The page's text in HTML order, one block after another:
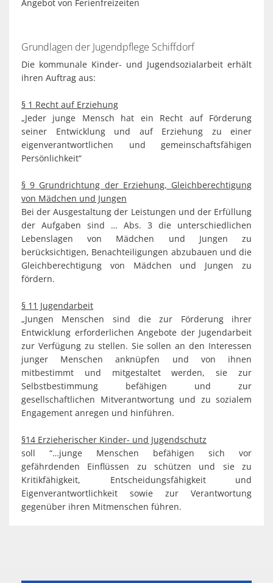
Angebot von Ferienfreizeiten
Grundlagen der Jugendpflege Schiffdorf
Die kommunale Kinder- und Jugendsozialarbeit erhält
ihren Auftrag aus:
§ 1 Recht auf Erziehung
„Jeder junge Mensch hat ein Recht auf Förderung
seiner Entwicklung und auf Erziehung zu einer
eigenverantwortlichen und gemeinschaftsfähigen
Persönlichkeit“
§ 9 Grundrichtung der Erziehung, Gleichberechtigung
von Mädchen und Jungen
Bei der Ausgestaltung der Leistungen und der Erfüllung
der Aufgaben sind … Abs. 3 die unterschiedlichen
Lebenslagen von Mädchen und Jungen zu
berücksichtigen, Benachteiligungen abzubauen und die
Gleichberechtigung von Mädchen und Jungen zu
fördern.
§ 11 Jugendarbeit
„Jungen Menschen sind die zur Förderung ihrer
Entwicklung erforderlichen Angebote der Jugendarbeit
zur Verfügung zu stellen. Sie sollen an den Interessen
junger Menschen anknüpfen und von ihnen
mitbestimmt und mitgestaltet werden, sie zur
Selbstbestimmung befähigen und zur
gesellschaftlichen Mitverantwortung und zu sozialem
Engagement anregen und hinführen.
§14 Erzieherischer Kinder- und Jugendschutz
soll “…junge Menschen befähigen sich vor
gefährdenden Einflüssen zu schützen und sie zu
Kritikfähigkeit, Entscheidungsfähigkeit und
Eigenverantwortlichkeit sowie zur Verantwortung
gegenüber ihren Mitmenschen führen.